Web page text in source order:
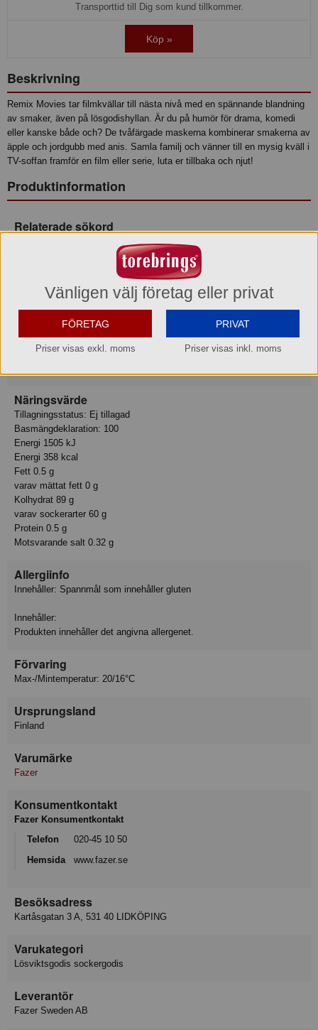
Transporttid till Dig som kund tillkommer.
Köp »
Beskrivning
Remix Movies tar filmkvällar till nästa nivå med en spännande blandning
av smaker, även på lösgodishyllan. Är du på humör för drama, komedi
eller kanske både och? De tvåfärgade maskerna kombinerar smakerna av
äpple och jordgubb med anis. Samla familj och vänner till en mysig kväll i
TV-soffan framför en film eller serie, luta er tillbaka och njut!
Produktinformation
Relaterade sökord
Lösviktsgodis Lakrits
modifierad stärkelse/stivelse, surhetsreglerande medel (E270, E325),
färgande livsmedel/fødevarer der farver/næringsmidler som avgir farge
(koncentrat av rädisa/radise och morot/gulrot/gulerod) , aromer,
färgämnen/farvestoffer (E153, E141, E100), ytbehandlingsmedel
Näringsvärde
Tillagningsstatus: Ej tillagad
Basmängdeklaration: 100
Energi 1505 kJ
Energi 358 kcal
Fett 0.5 g
varav mättat fett 0 g
Kolhydrat 89 g
varav sockerarter 60 g
Protein 0.5 g
Motsvarande salt 0.32 g
Allergiinfo
Innehåller: Spannmål som innehåller gluten
Innehåller:
Produkten innehåller det angivna allergenet.
Förvaring
Max-/Mintemperatur: 20/16°C
Ursprungsland
Finland
Varumärke
Fazer
Konsumentkontakt
Fazer Konsumentkontakt
Telefon
020-45 10 50
Hemsida
www.fazer.se
Besöksadress
Kartåsgatan 3 A, 531 40 LIDKÖPING
Varukategori
Lösviktsgodis sockergodis
Leverantör
Fazer Sweden AB
Vänligen välj företag eller privat
FÖRETAG
Priser visas exkl. moms
PRIVAT
Priser visas inkl. moms